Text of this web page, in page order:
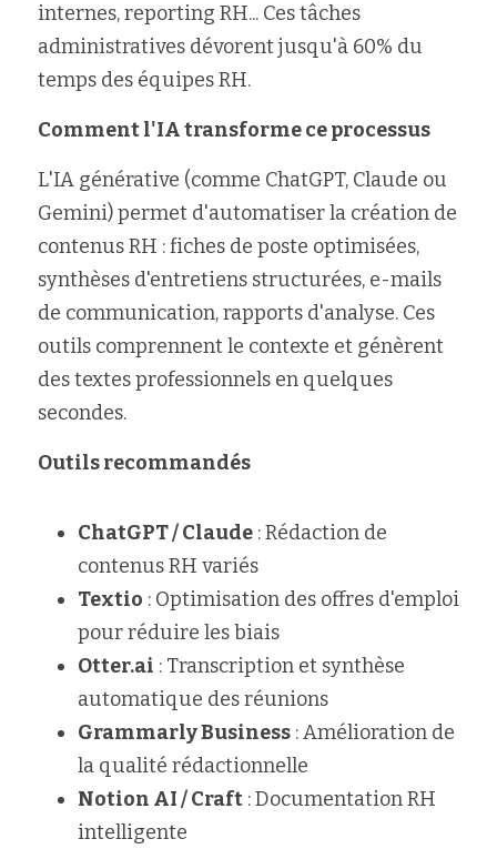
internes, reporting RH... Ces tâches
administratives dévorent jusqu'à 60% du
temps des équipes RH.
Comment l'IA transforme ce processus
L'IA générative (comme ChatGPT, Claude ou
Gemini) permet d'automatiser la création de
contenus RH : fiches de poste optimisées,
synthèses d'entretiens structurées, e-mails
de communication, rapports d'analyse. Ces
outils comprennent le contexte et génèrent
des textes professionnels en quelques
secondes.
Outils recommandés
ChatGPT / Claude : Rédaction de
contenus RH variés
Textio : Optimisation des offres d'emploi
pour réduire les biais
Otter.ai : Transcription et synthèse
automatique des réunions
Grammarly Business : Amélioration de
la qualité rédactionnelle
Notion AI / Craft : Documentation RH
intelligente